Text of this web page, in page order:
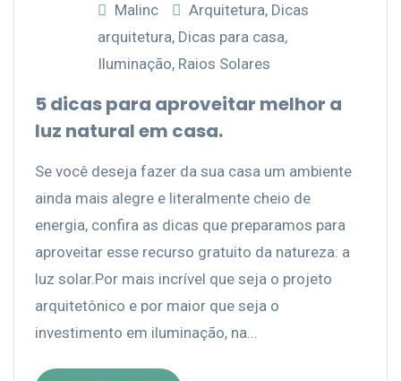
Malinc
Arquitetura, Dicas
arquitetura, Dicas para casa,
Iluminação, Raios Solares
5 dicas para aproveitar melhor a
luz natural em casa.
Se você deseja fazer da sua casa um ambiente
ainda mais alegre e literalmente cheio de
energia, confira as dicas que preparamos para
aproveitar esse recurso gratuito da natureza: a
luz solar.Por mais incrível que seja o projeto
arquitetônico e por maior que seja o
investimento em iluminação, na...